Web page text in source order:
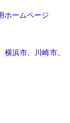
ホームページ
浜市、川崎市、